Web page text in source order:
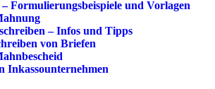
Formulierungsbeispiele und Vorlagen
– Infos und Tipps
von Briefen
Inkassounternehmen